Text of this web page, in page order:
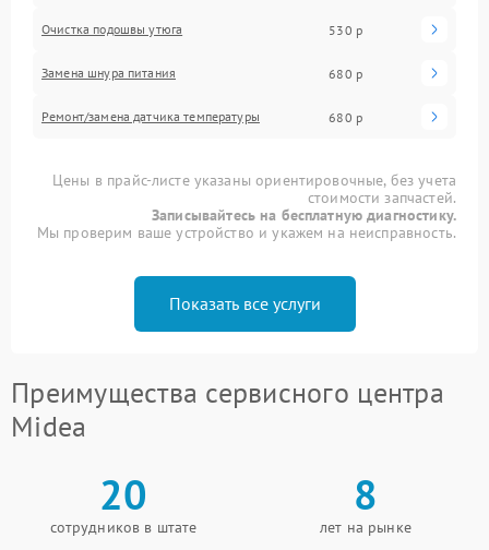
Очистка подошвы утюга 530 р
Замена шнура питания 680 р
Ремонт/замена датчика температуры 680 р
Цены в прайс-листе указаны ориентировочные, без учета
стоимости запчастей.
Записывайтесь на бесплатную диагностику.
Мы проверим ваше устройство и укажем на неисправность.
Показать все услуги
Преимущества сервисного центра
Midea
20
сотрудников в штате
8
лет на рынке